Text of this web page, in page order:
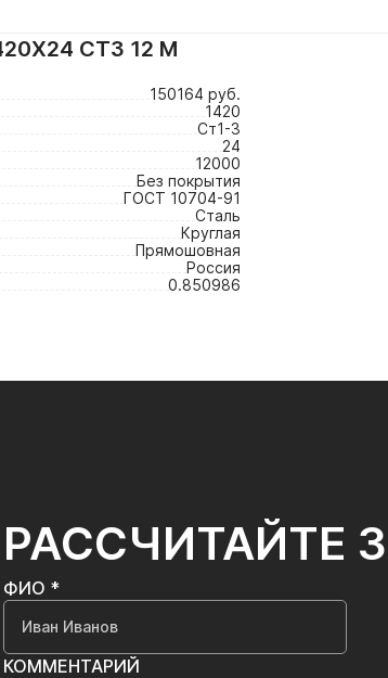
СТ3 12 М
150164 руб.
1420
Ст1-3
24
12000
Без покрытия
ГОСТ 10704-91
Сталь
Круглая
Прямошовная
Россия
0.850986
РАССЧИТАЙТЕ
ФИО *
КОММЕНТАРИЙ